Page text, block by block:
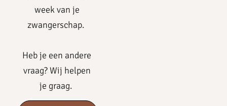
week van je
zwangerschap.
Heb je een andere
vraag? Wij helpen
je graag.